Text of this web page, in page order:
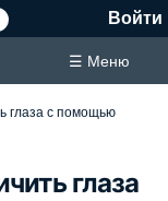
Войти
☰ Меню
глаза с помощью
глаза